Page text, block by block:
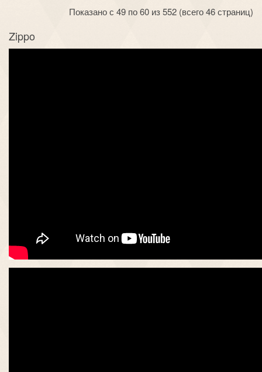
Показано с 49 по 60 из 552 (всего 46 страниц)
Zippo